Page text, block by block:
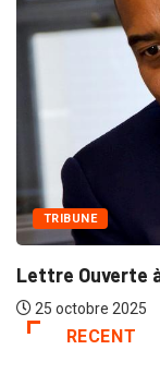
TRIBUNE
Lettre Ouverte
25 octobre 2025
RECENT